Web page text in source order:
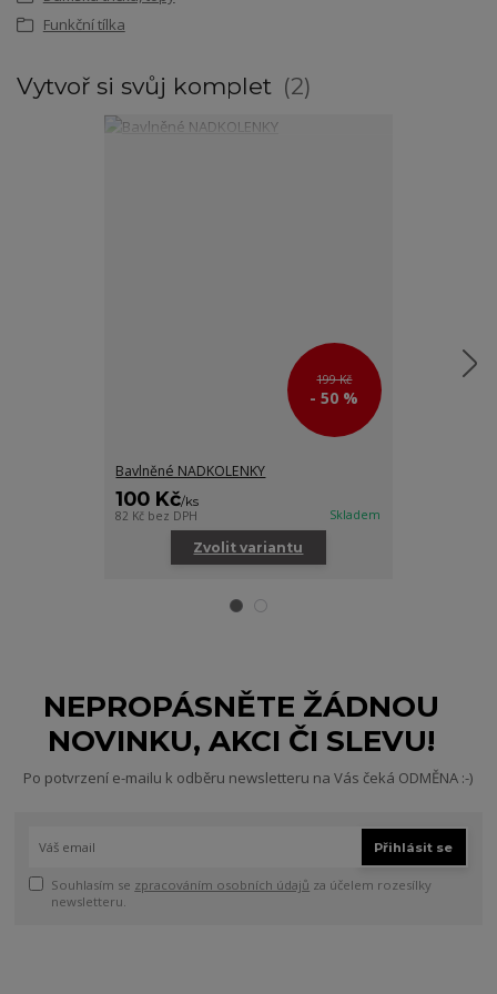
Funkční tílka
Vytvoř si svůj komplet 2
199 Kč
- 50 %
Bavlněné NADKOLENKY
100 Kč/ks
82 Kč bez DPH Skladem
Zvolit variantu
NEPROPÁSNĚTE ŽÁDNOU
NOVINKU, AKCI ČI SLEVU!
Po potvrzení e-mailu k odběru newsletteru na Vás čeká ODMĚNA :-)
Přihlásit se
Souhlasím se zpracováním osobních údajů za účelem rozesílky
newsletteru.